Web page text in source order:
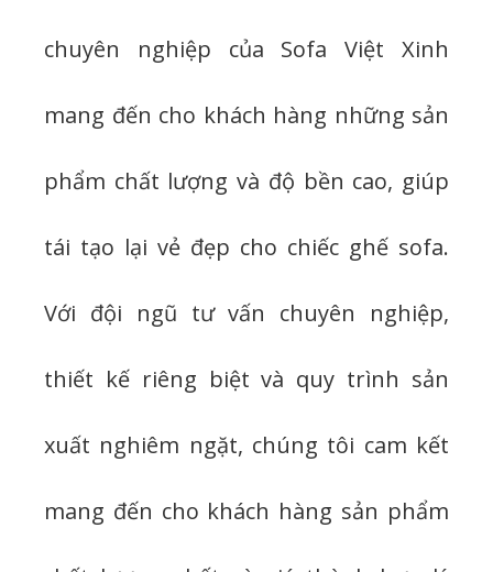
chuyên nghiệp của Sofa Việt Xinh
mang đến cho khách hàng những sản
phẩm chất lượng và độ bền cao, giúp
tái tạo lại vẻ đẹp cho chiếc ghế sofa.
Với đội ngũ tư vấn chuyên nghiệp,
thiết kế riêng biệt và quy trình sản
xuất nghiêm ngặt, chúng tôi cam kết
mang đến cho khách hàng sản phẩm